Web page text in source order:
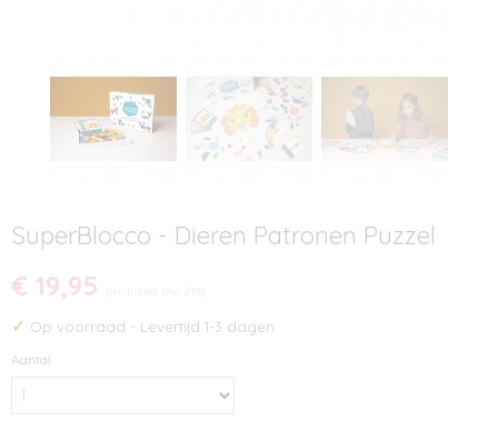
SuperBlocco - Dieren Patronen Puzzel
€ 19,95 (inclusief btw 21%)
✓ Op voorraad - Levertijd 1-3 dagen
Aantal